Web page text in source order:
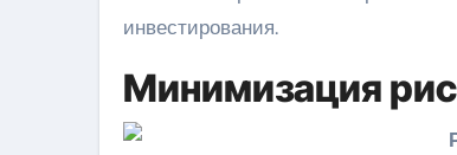
инвестирования.
Минимизация